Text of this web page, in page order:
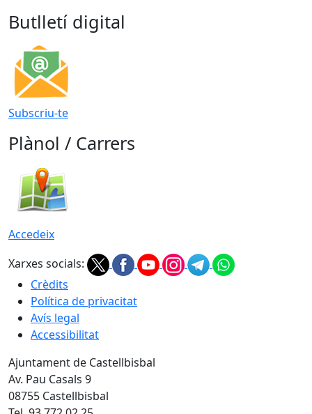
Butlletí digital
Subscriu-te
Plànol / Carrers
Accedeix
Xarxes socials:
Crèdits
Política de privacitat
Avís legal
Accessibilitat
Ajuntament de Castellbisbal
Av. Pau Casals 9
08755 Castellbisbal